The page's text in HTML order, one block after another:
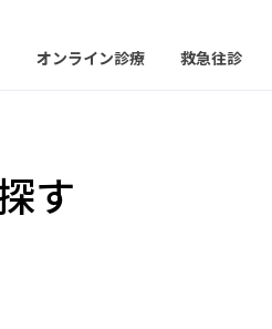
オンライン診療 救急往診
す